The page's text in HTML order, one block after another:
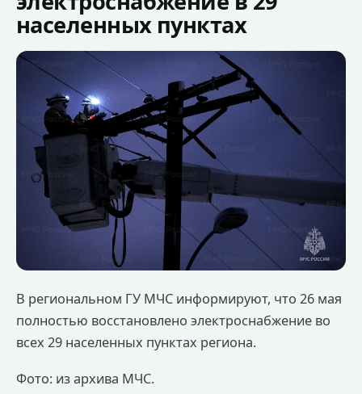
населенных пунктах
В региональном ГУ МЧС информируют, что 26 мая
полностью восстановлено электроснабжение во
всех 29 населенных пунктах региона.
Фото: из архива МЧС.